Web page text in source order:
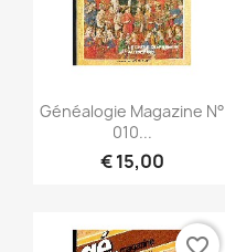
Snel bekijken
Généalogie Magazine N°
010...
€ 15,00